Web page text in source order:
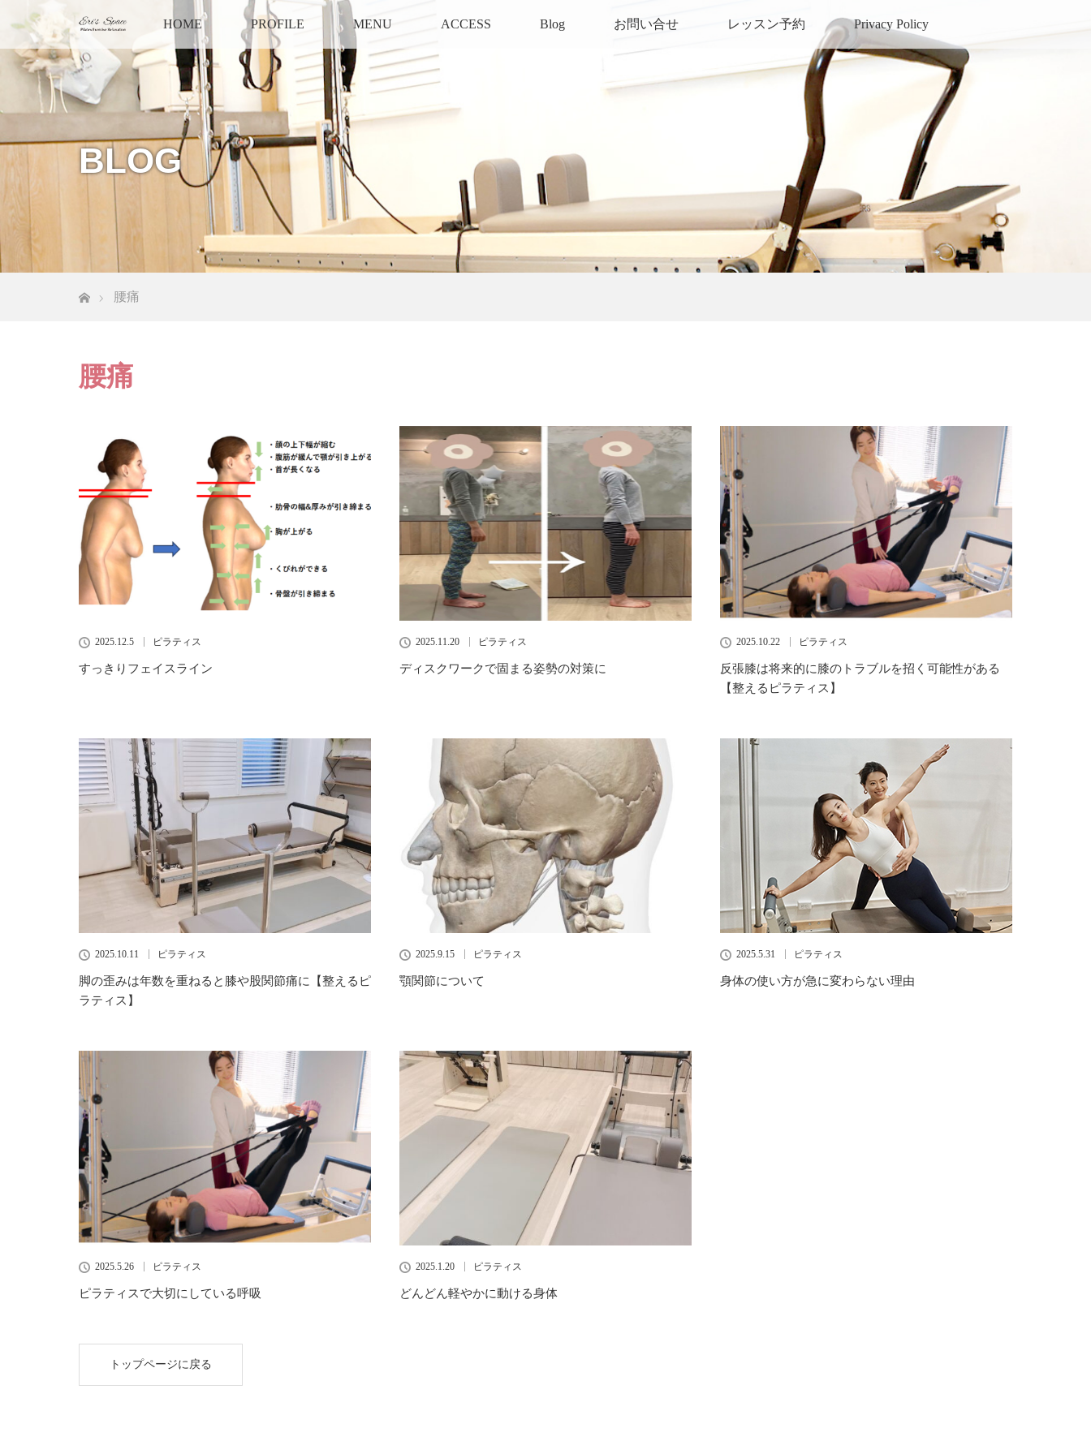
HOME PROFILE MENU ACCESS Blog お問い合せ レッスン予約 Privacy Policy
BLOG
腰痛
腰痛
2025.12.5 ピラティス
すっきりフェイスライン
2025.11.20 ピラティス
ディスクワークで固まる姿勢の対策に
2025.10.22 ピラティス
反張膝は将来的に膝のトラブルを招く可能性がある
【整えるピラティス】
2025.10.11 ピラティス
脚の歪みは年数を重ねると膝や股関節痛に【整えるピ
ラティス】
2025.9.15 ピラティス
顎関節について
2025.5.31 ピラティス
身体の使い方が急に変わらない理由
2025.5.26 ピラティス
ピラティスで大切にしている呼吸
2025.1.20 ピラティス
どんどん軽やかに動ける身体
トップページに戻る